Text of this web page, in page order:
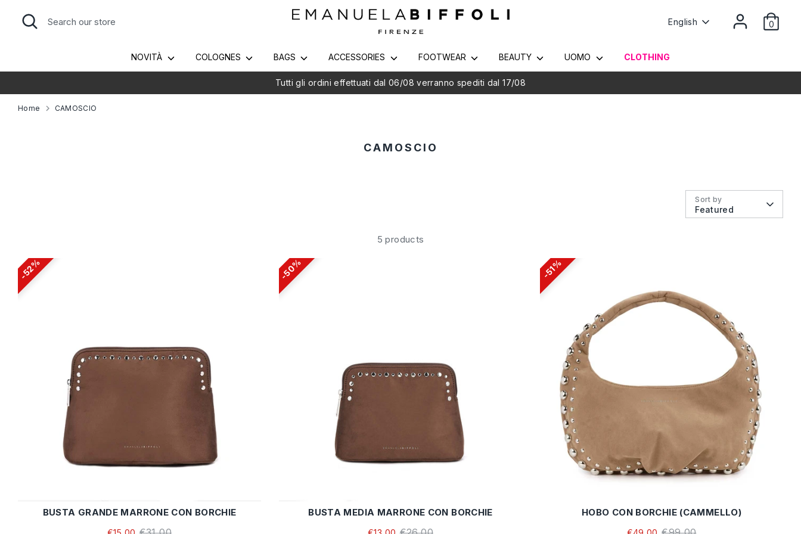
Search
Search
our
Language
English 0
NOVITÀ COLOGNES BAGS ACCESSORIES FOOTWEAR BEAUTY UOMO CLOTHING
Tutti gli ordini effettuati dal 06/08 verranno spediti dal 17/08
Home CAMOSCIO
CAMOSCIO
Sort by
Featured
5 products
52%
BUSTA GRANDE MARRONE CON BORCHIE
50%
BUSTA MEDIA MARRONE CON BORCHIE
51%
HOBO CON BORCHIE (CAMMELLO)